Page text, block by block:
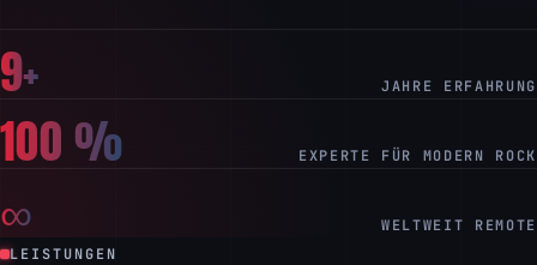
9+ JAHRE ERFAHRUNG
100 % EXPERTE FÜR MODERN ROCK
∞
WELTWEIT REMOTE
LEISTUNGEN